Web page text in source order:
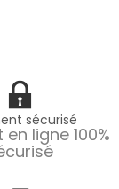
sécurisé
ligne 100%